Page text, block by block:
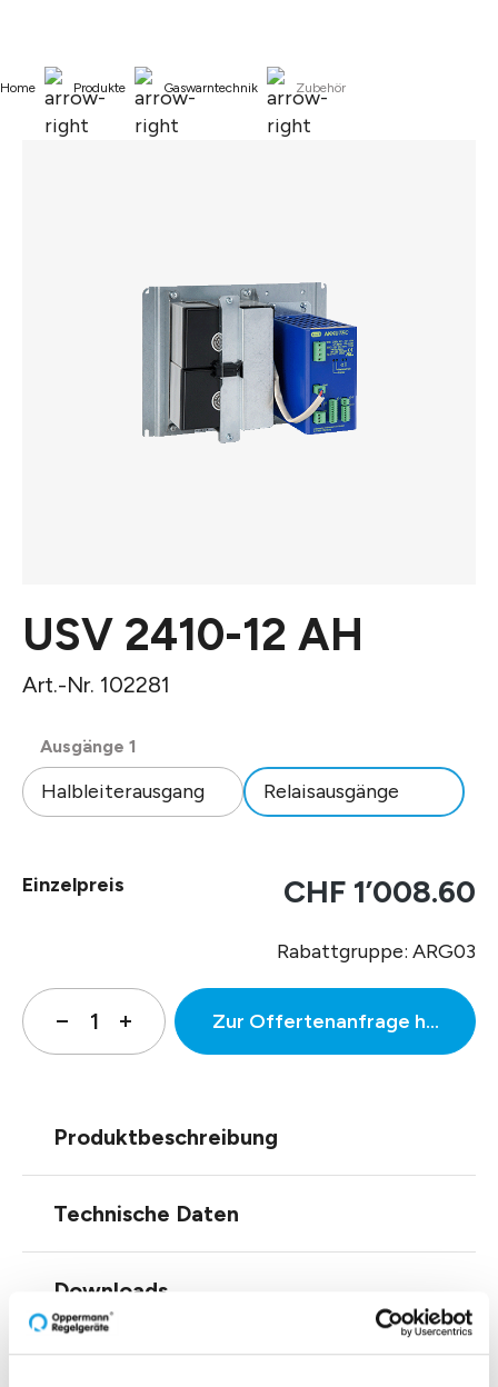
Home Produkte Gaswarntechnik Zubehör
USV 2410-12 AH
Art.-Nr. 102281
Ausgänge 1
Halbleiterausgang
Relaisausgänge
Einzelpreis CHF 1’008.60
Rabattgruppe: ARG03
Zur Offertenanfrage
Produktbeschreibung
Technische Daten
Downloads